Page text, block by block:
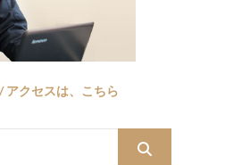
アクセスは、こちら